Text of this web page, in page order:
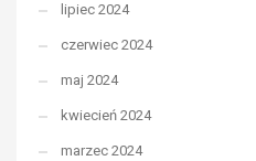
lipiec 2024
czerwiec 2024
maj 2024
kwiecień 2024
marzec 2024